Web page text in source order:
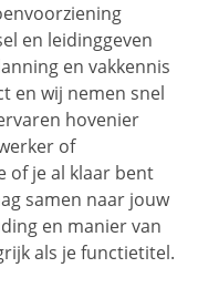
en leidinggeven
en vakkennis
en wij nemen snel
hovenier
of
of je al klaar bent
samen naar jouw
en manier van
als je functietitel.